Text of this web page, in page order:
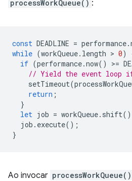
processWorkQueue() :
const DEADLINE = performance.
while (workQueue. length > 0)
if (performance.now() >=
// Yield the event loop
setTimeout(
return ;
}
let job = workQueue. shift
job . execute();
}
Ao invocar processWorkQueue()